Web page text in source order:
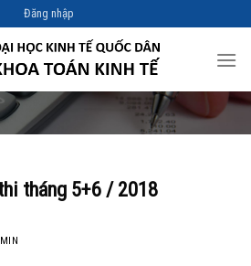
Đăng nhập
tháng 5+6 / 2018